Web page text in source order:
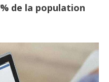
de la population